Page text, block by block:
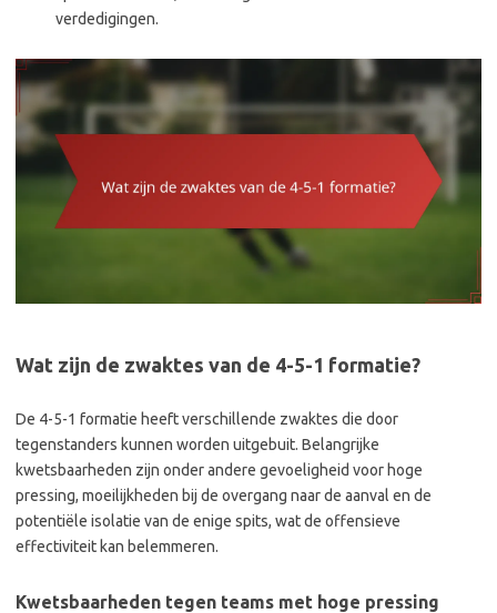
verdedigingen.
Wat zijn de zwaktes van de 4-5-1 formatie?
De 4-5-1 formatie heeft verschillende zwaktes die door
tegenstanders kunnen worden uitgebuit. Belangrijke
kwetsbaarheden zijn onder andere gevoeligheid voor hoge
pressing, moeilijkheden bij de overgang naar de aanval en de
potentiële isolatie van de enige spits, wat de offensieve
effectiviteit kan belemmeren.
Kwetsbaarheden tegen teams met hoge pressing